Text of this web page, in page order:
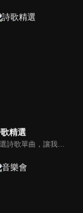
精選
精選詩歌單曲，讓我們獻上全心全人的敬拜。